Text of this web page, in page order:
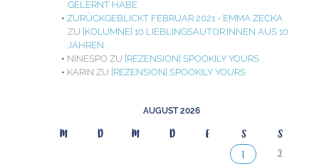
GELERNT HABE
ZURÜCKGEBLICKT FEBRUAR 2021 - EMMA ZECKA
ZU [KOLUMNE] 10 LIEBLINGSAUTOR:INNEN AUS 10
JAHREN
NINESPO ZU [REZENSION] SPOOKILY YOURS
KARIN ZU [REZENSION] SPOOKILY YOURS
AUGUST 2026
M D M D F S
S
1
2